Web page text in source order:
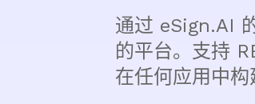
通过 eSign.AI
的平台。支持
在任何应用中构